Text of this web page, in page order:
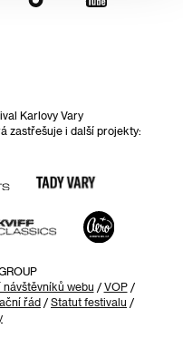
Karlovy Vary
zastřešuje i další projekty:
webu / VOP/
řád / Statut festivalu /